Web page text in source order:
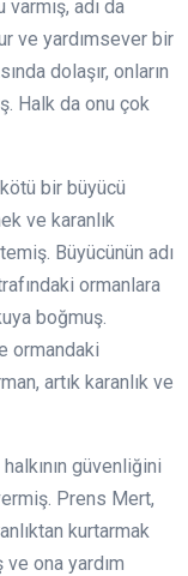
adı da
ve yardımsever bir
dolaşır, onların
Halk da onu çok
bir büyücü
ve karanlık
Büyücünün adı
ormanlara
boğmuş.
ormandaki
artık karanlık ve
güvenliğini
Prens Mert,
kurtarmak
ona yardım